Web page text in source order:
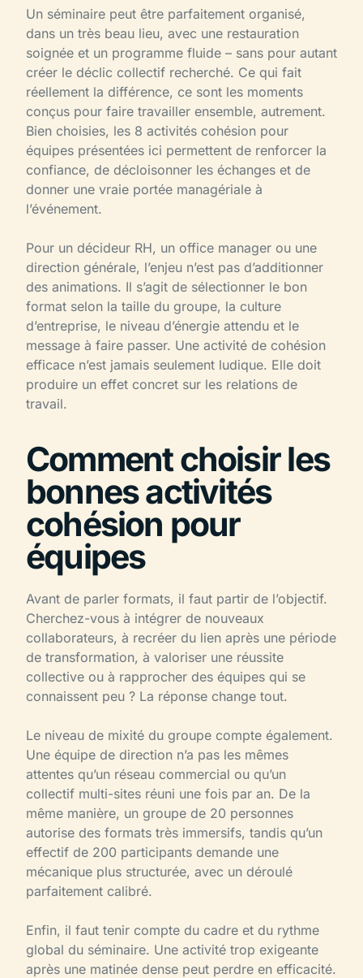
Un séminaire peut être parfaitement organisé,
dans un très beau lieu, avec une restauration
soignée et un programme fluide – sans pour autant
créer le déclic collectif recherché. Ce qui fait
réellement la différence, ce sont les moments
conçus pour faire travailler ensemble, autrement.
Bien choisies, les 8 activités cohésion pour
équipes présentées ici permettent de renforcer la
confiance, de décloisonner les échanges et de
donner une vraie portée managériale à
l’événement.
Pour un décideur RH, un office manager ou une
direction générale, l’enjeu n’est pas d’additionner
des animations. Il s’agit de sélectionner le bon
format selon la taille du groupe, la culture
d’entreprise, le niveau d’énergie attendu et le
message à faire passer. Une activité de cohésion
efficace n’est jamais seulement ludique. Elle doit
produire un effet concret sur les relations de
travail.
Comment choisir les
bonnes activités
cohésion pour
équipes
Avant de parler formats, il faut partir de l’objectif.
Cherchez-vous à intégrer de nouveaux
collaborateurs, à recréer du lien après une période
de transformation, à valoriser une réussite
collective ou à rapprocher des équipes qui se
connaissent peu ? La réponse change tout.
Le niveau de mixité du groupe compte également.
Une équipe de direction n’a pas les mêmes
attentes qu’un réseau commercial ou qu’un
collectif multi-sites réuni une fois par an. De la
même manière, un groupe de 20 personnes
autorise des formats très immersifs, tandis qu’un
effectif de 200 participants demande une
mécanique plus structurée, avec un déroulé
parfaitement calibré.
Enfin, il faut tenir compte du cadre et du rythme
global du séminaire. Une activité trop exigeante
après une matinée dense peut perdre en efficacité.